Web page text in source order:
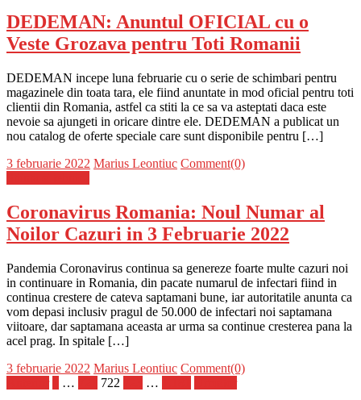
DEDEMAN: Anuntul OFICIAL cu o
Veste Grozava pentru Toti Romanii
DEDEMAN incepe luna februarie cu o serie de schimbari pentru
magazinele din toata tara, ele fiind anuntate in mod oficial pentru toti
clientii din Romania, astfel ca stiti la ce sa va asteptati daca este
nevoie sa ajungeti in oricare dintre ele. DEDEMAN a publicat un
nou catalog de oferte speciale care sunt disponibile pentru […]
Posted
3 februarie 2022 Author
Marius Leontiuc Comment(0)
Coronavirus Romania: Noul Numar al
Noilor Cazuri in 3 Februarie 2022
Pandemia Coronavirus continua sa genereze foarte multe cazuri noi
in continuare in Romania, din pacate numarul de infectari fiind in
continua crestere de cateva saptamani bune, iar autoritatile anunta ca
vom depasi inclusiv pragul de 50.000 de infectari noi saptamana
viitoare, dar saptamana aceasta ar urma sa continue cresterea pana la
acel prag. In spitale […]
Posted
3 februarie 2022 Author
Marius Leontiuc Comment(0)
Paginație
… 722 …